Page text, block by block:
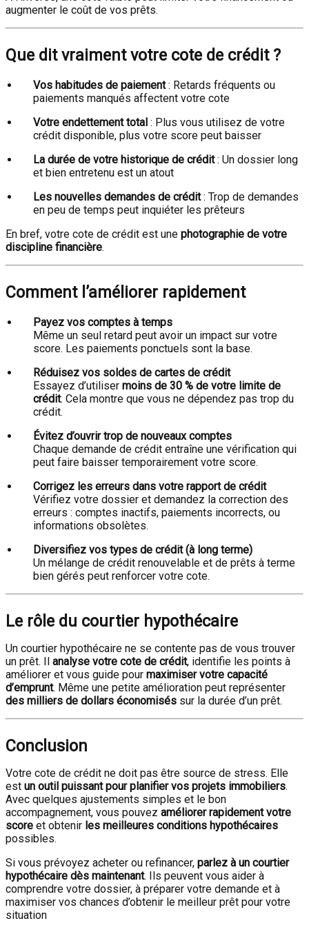
augmenter le coût de vos prêts.
Que dit vraiment votre cote de crédit ?
Vos habitudes de paiement: Retards fréquents ou
paiements manqués affectent votre cote
Votre endettement total : Plus vous utilisez de votre
crédit disponible, plus votre score peut baisser
La durée de votre historique de crédit: Un dossier long
et bien entretenu est un atout
Les nouvelles demandes de crédit: Trop de demandes
en peu de temps peut inquiéter les prêteurs
En bref, votre cote de crédit est une photographie de votre
discipline financière.
Comment l’améliorer rapidement
Payez vos comptes à temps
Même un seul retard peut avoir un impact sur votre
score. Les paiements ponctuels sont la base.
Réduisez vos soldes de cartes de crédit
Essayez d’utiliser moins de 30 % de votre limite de
crédit. Cela montre que vous ne dépendez pas trop du
crédit.
Évitez d’ouvrir trop de nouveaux comptes
Chaque demande de crédit entraîne une vérification qui
peut faire baisser temporairement votre score.
Corrigez les erreurs dans votre rapport de crédit
Vérifiez votre dossier et demandez la correction des
erreurs : comptes inactifs, paiements incorrects, ou
informations obsolètes.
Diversifiez vos types de crédit (à long terme)
Un mélange de crédit renouvelable et de prêts à terme
bien gérés peut renforcer votre cote.
Le rôle du courtier hypothécaire
Un courtier hypothécaire ne se contente pas de vous trouver
un prêt. Il analyse votre cote de crédit, identifie les points à
améliorer et vous guide pour maximiser votre capacité
d’emprunt. Même une petite amélioration peut représenter
des milliers de dollars économisés sur la durée d’un prêt.
Conclusion
Votre cote de crédit ne doit pas être source de stress. Elle
est un outil puissant pour planifier vos projets immobiliers.
Avec quelques ajustements simples et le bon
accompagnement, vous pouvez améliorer rapidement votre
score et obtenir les meilleures conditions hypothécaires
possibles.
Si vous prévoyez acheter ou refinancer, parlez à un courtier
hypothécaire dès maintenant. Ils peuvent vous aider à
comprendre votre dossier, à préparer votre demande et à
maximiser vos chances d’obtenir le meilleur prêt pour votre
situation